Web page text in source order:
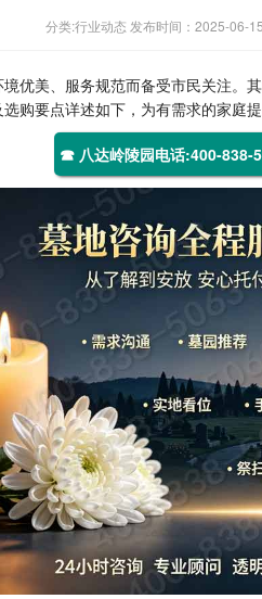
分类:行业动态 发布时间：2025-06-
优美、服务规范而备受市民关注
购要点详述如下，为有需求的家庭提
☎ 八达岭陵园电话:400-838-